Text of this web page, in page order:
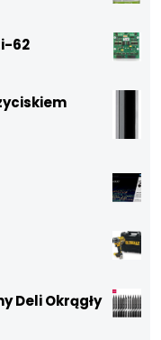
62
Deli Okrągły